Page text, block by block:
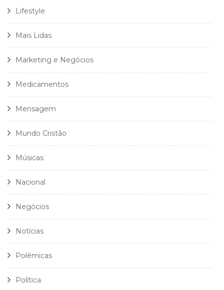
Lifestyle
Mais Lidas
Marketing e Negócios
Medicamentos
Mensagem
Mundo Cristão
Músicas
Nacional
Negócios
Notícias
Polêmicas
Política